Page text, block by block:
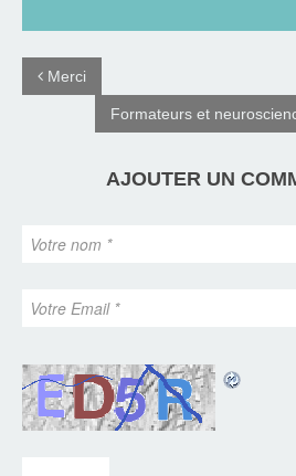
Merci
Formateurs et
AJOUTER UN